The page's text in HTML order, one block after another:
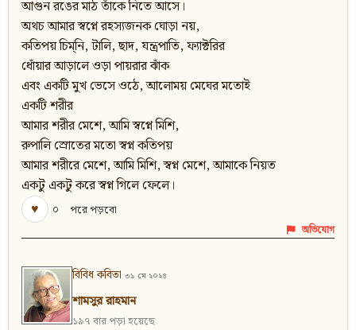
আগুন রঙের মাঠ তাঁকে নিতে আসে।
অথচ আমার স্বপ্নে রহস্যজনক ঘোড়া নয়,
কতিপয় চিম্‌নি, টালি, ছাদ, যন্ত্রপাতি, ফ্যাক্টরির
ধোঁয়ার আড়ালে ওড়া পায়রার ঝাঁক
এবং একটি মুখ ভেসে ওঠে, আলোময় মেঘের মতোই
একটি শরীর
আমার শরীর মেশে, আমি স্বপ্নে মিশি,
রুপালি স্রোতের মতো স্বপ্ন কতিপয়
আমার শরীরে মেশে, আমি মিশি, স্বপ্ন মেশে, আমাকে নিয়ত
একটু একটু করে স্বপ্ন গিলে ফেলে।
♥
০ পরে পড়বো
অভিযোগ
বিবিধ কবিতা ৩১ মে ২০২৪
শামসুর রাহমান
১৯৭ বার পড়া হয়েছে